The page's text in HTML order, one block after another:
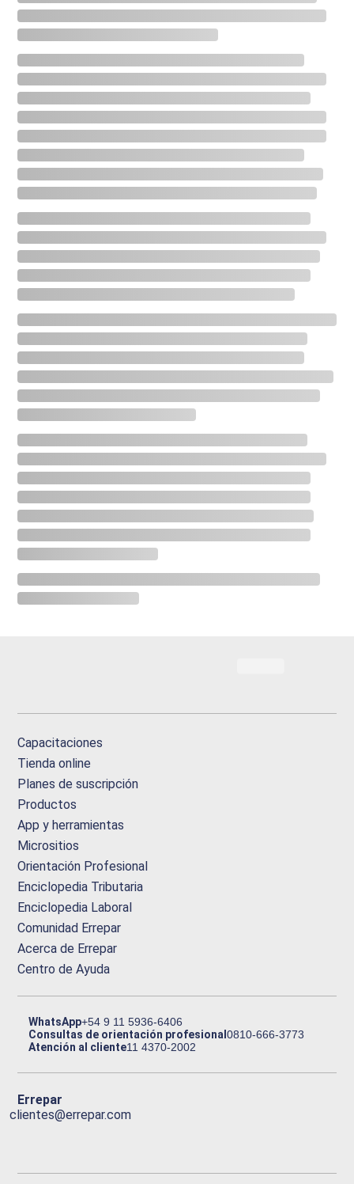
Capacitaciones
Tienda online
Planes de suscripción
Productos
App y herramientas
Micrositios
Orientación Profesional
Enciclopedia Tributaria
Enciclopedia Laboral
Comunidad Errepar
Acerca de Errepar
Centro de Ayuda
WhatsApp+54 9 11 5936-6406
Consultas de orientación profesional0810-666-3773
Atención al cliente11 4370-2002
Errepar
clientes@errepar.com